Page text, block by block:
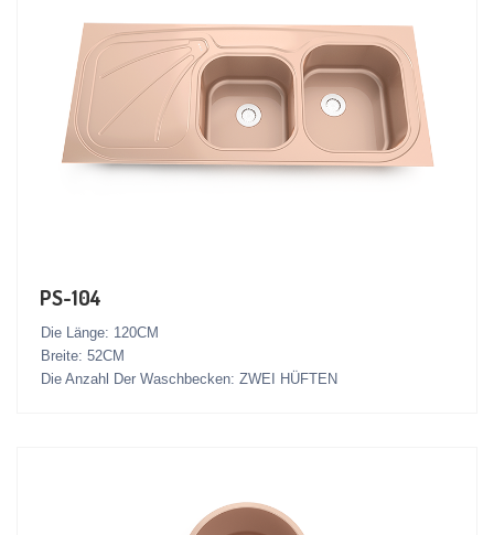
PS-104
Die Länge: 120CM
Breite: 52CM
Die Anzahl Der Waschbecken: ZWEI HÜFTEN